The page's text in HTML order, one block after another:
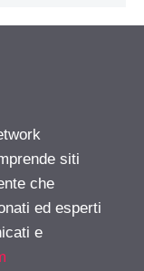
siti
che
ed esperti
e